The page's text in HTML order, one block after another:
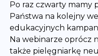
Po raz czwarty mamy
Państwa na kolejny
edukacyjnych
Na webinarze oprócz
także pielęgniarkę